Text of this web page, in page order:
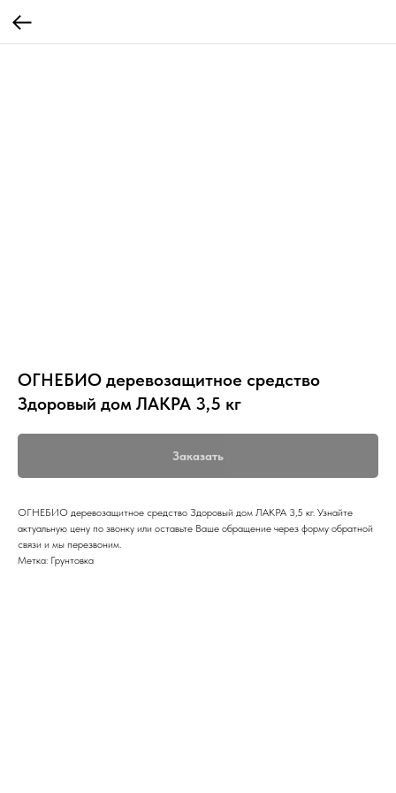
ОГНЕБИО деревозащитное средство
Здоровый дом ЛАКРА 3,5 кг
Заказать
ОГНЕБИО деревозащитное средство Здоровый дом ЛАКРА 3,5 кг. Узнайте
актуальную цену по звонку или оставьте Ваше обращение через форму обратной
связи и мы перезвоним.
Метка: Грунтовка